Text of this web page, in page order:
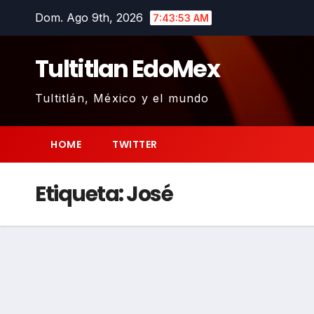
Dom. Ago 9th, 2026 7:43:54 AM
Tultitlan EdoMex
Tultitlán, México y el mundo
HOME TWITTER
Etiqueta:José